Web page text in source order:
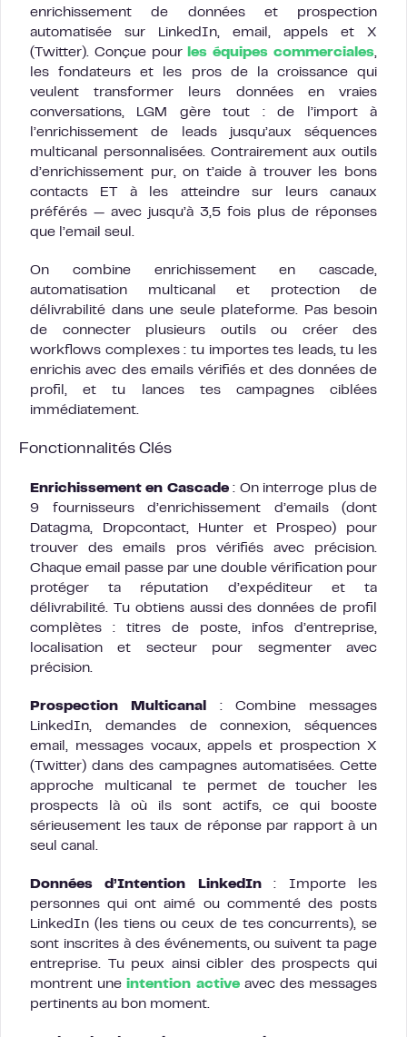
enrichissement de données et prospection
automatisée sur LinkedIn, email, appels et X
(Twitter). Conçue pour
les équipes commerciales,
les fondateurs et les pros de la croissance qui
veulent transformer leurs données en vraies
conversations, LGM gère tout : de l’import à
l’enrichissement de leads jusqu’aux séquences
multicanal personnalisées. Contrairement aux outils
d’enrichissement pur, on t’aide à trouver les bons
contacts ET à les atteindre sur leurs canaux
préférés — avec jusqu’à 3,5 fois plus de réponses
que l’email seul.
On combine enrichissement en cascade,
automatisation multicanal et protection de
délivrabilité dans une seule plateforme. Pas besoin
de connecter plusieurs outils ou créer des
workflows complexes : tu importes tes leads, tu les
enrichis avec des emails vérifiés et des données de
profil, et tu lances tes campagnes ciblées
immédiatement.
Fonctionnalités Clés
Enrichissement en Cascade: On interroge plus de
9 fournisseurs d’enrichissement d’emails (dont
Datagma, Dropcontact, Hunter et Prospeo) pour
trouver des emails pros vérifiés avec précision.
Chaque email passe par une double vérification pour
protéger ta réputation d’expéditeur et ta
délivrabilité. Tu obtiens aussi des données de profil
complètes : titres de poste, infos d’entreprise,
localisation et secteur pour segmenter avec
précision.
Prospection Multicanal
: Combine messages
LinkedIn, demandes de connexion, séquences
email, messages vocaux, appels et prospection X
(Twitter) dans des campagnes automatisées. Cette
approche multicanal te permet de toucher les
prospects là où ils sont actifs, ce qui booste
sérieusement les taux de réponse par rapport à un
seul canal.
Données d’Intention LinkedIn: Importe les
personnes qui ont aimé ou commenté des posts
LinkedIn (les tiens ou ceux de tes concurrents), se
sont inscrites à des événements, ou suivent ta page
entreprise. Tu peux ainsi cibler des prospects qui
montrent uneintention activeavec des messages
pertinents au bon moment.